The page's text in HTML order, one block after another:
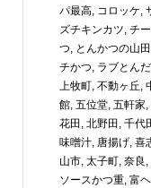
パ最高, コロッケ,
ズチキンカツ, チ
つ, とんかつの山
チかつ, ラブとん
上牧町, 不動ヶ丘,
館, 五位堂, 五軒家,
花田 , 北野田 , 千代
味噌汁, 唐揚げ, 喜
山市, 太子町, 奈良 ,
ソースかつ重, 富